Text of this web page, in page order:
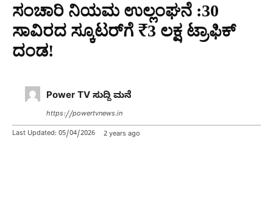
ಸಂಚಾರಿ ನಿಯಮ ಉಲ್ಲಂಘನೆ :30
ಸಾವಿರದ ಸ್ಕೂಟರ್​ಗೆ ₹3 ಲಕ್ಷ ಟ್ರಾಫಿಕ್​​​
ದಂಡ!
Power TV ಸುದ್ದಿ ಮನೆ
https://powertvnews.in
Last Updated: 05/04/2026 2 years ago